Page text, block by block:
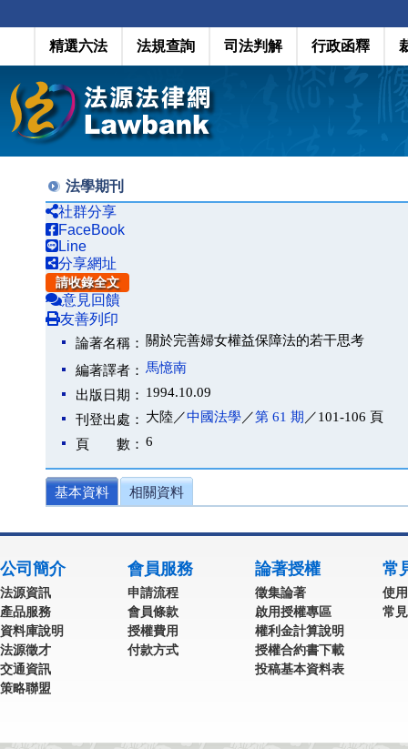
精選六法 法規查詢 司法判解 行政函釋
法學期刊
社群分享
FaceBook
Line
分享網址
請收錄全文
意見回饋
友善列印
論著名稱： 關於完善婦女權益保障法的若干思考
編著譯者： 馬憶南
出版日期： 1994.10.09
刊登出處： 大陸／中國法學／第 61 期 ／101-106 頁
頁 數： 6
基本資料 相關資料
公司簡介
法源資訊
產品服務
資料庫說明
法源徵才
交通資訊
策略聯盟
會員服務
申請流程
會員條款
授權費用
付款方式
論著授權
徵集論著
啟用授權專區
權利金計算說明
授權合約書下載
投稿基本資料表
常
使
常